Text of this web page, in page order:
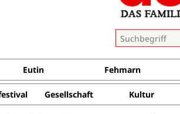
Eutin Fehmarn
Gesellschaft Kultur